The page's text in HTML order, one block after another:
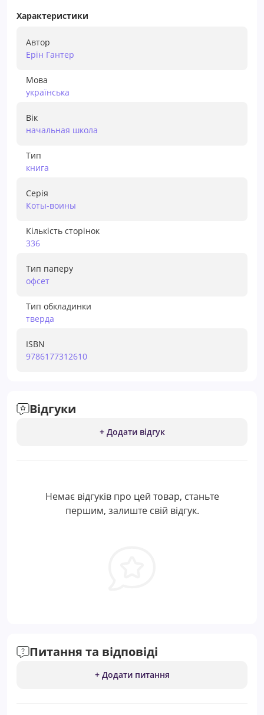
Характеристики
Автор
Ерін Гантер
Мова
українська
Вік
начальная школа
Тип
книга
Серія
Коты-воины
Кількість сторінок
336
Тип паперу
офсет
Тип обкладинки
тверда
ISBN
9786177312610
Відгуки
+ Додати відгук
Немає відгуків про цей товар, станьте
першим, залиште свій відгук.
Питання та відповіді
+ Додати питання